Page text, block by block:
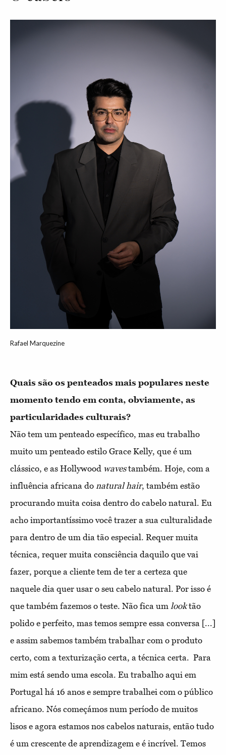
Rafael Marquezine
Quais são os penteados mais populares neste
momento tendo em conta, obviamente, as
Não tem um penteado específico, mas eu trabalho
muito um penteado estilo Grace Kelly, que é um
clássico, e as Hollywood wavestambém. Hoje, com a
influência africana do natural hair, também estão
procurando muita coisa dentro do cabelo natural. Eu
acho importantíssimo você trazer a sua culturalidade
para dentro de um dia tão especial. Requer muita
técnica, requer muita consciência daquilo que vai
fazer, porque a cliente tem de ter a certeza que
naquele dia quer usar o seu cabelo natural. Por isso é
que também fazemos o teste. Não fica um looktão
polido e perfeito, mas temos sempre essa conversa [...]
e assim sabemos também trabalhar com o produto
certo, com a texturização certa, a técnica certa. Para
mim está sendo uma escola. Eu trabalho aqui em
Portugal há 16 anos e sempre trabalhei com o público
africano. Nós começámos num período de muitos
lisos e agora estamos nos cabelos naturais, então tudo
é um crescente de aprendizagem e é incrível. Temos